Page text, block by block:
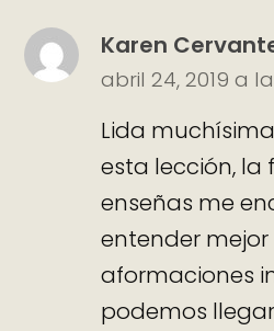
Karen
abril 24, 2019 a
Lida
esta lección,
enseñas me
entender mejor
aformaciones
podemos